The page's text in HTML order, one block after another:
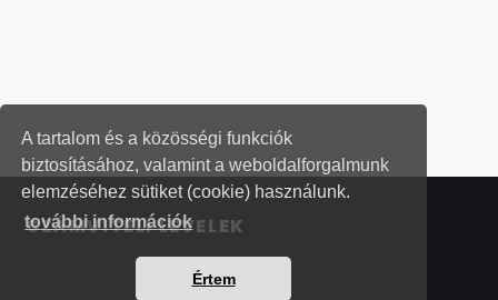
A tartalom és a közösségi funkciók
biztosításához, valamint a weboldalforgalmunk
elemzéséhez sütiket (cookie) használunk.
további információk
Értem
SZÁMVITELI LEVELEK